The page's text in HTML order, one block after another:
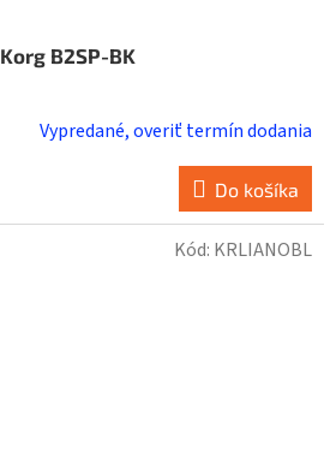
Korg B2SP-BK
Vypredané, overiť termín dodania
Do košíka
Kód: KRLIANOBL